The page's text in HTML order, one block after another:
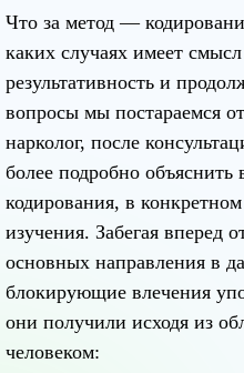
Что за метод —
каких случаях имеет
результативность и
вопросы мы постараемся
нарколог, после
более подробно объяснить
кодирования, в
изучения. Забегая вперед
основных направления в
блокирующие влечения
они получили исходя из
человеком: